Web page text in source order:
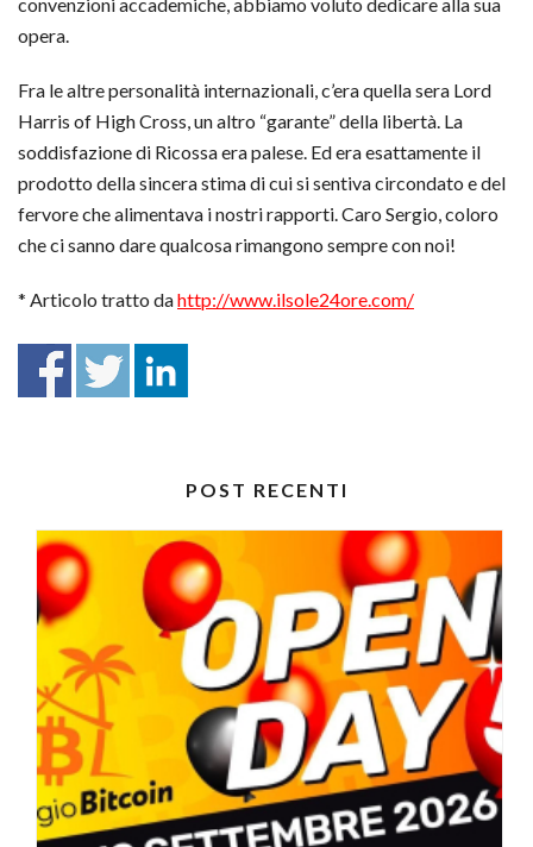
convenzioni accademiche, abbiamo voluto dedicare alla sua
opera.
Fra le altre personalità internazionali, c’era quella sera Lord
Harris of High Cross, un altro “garante” della libertà. La
soddisfazione di Ricossa era palese. Ed era esattamente il
prodotto della sincera stima di cui si sentiva circondato e del
fervore che alimentava i nostri rapporti. Caro Sergio, coloro
che ci sanno dare qualcosa rimangono sempre con noi!
* Articolo tratto dahttp://www.ilsole24ore.com/
POST RECENTI